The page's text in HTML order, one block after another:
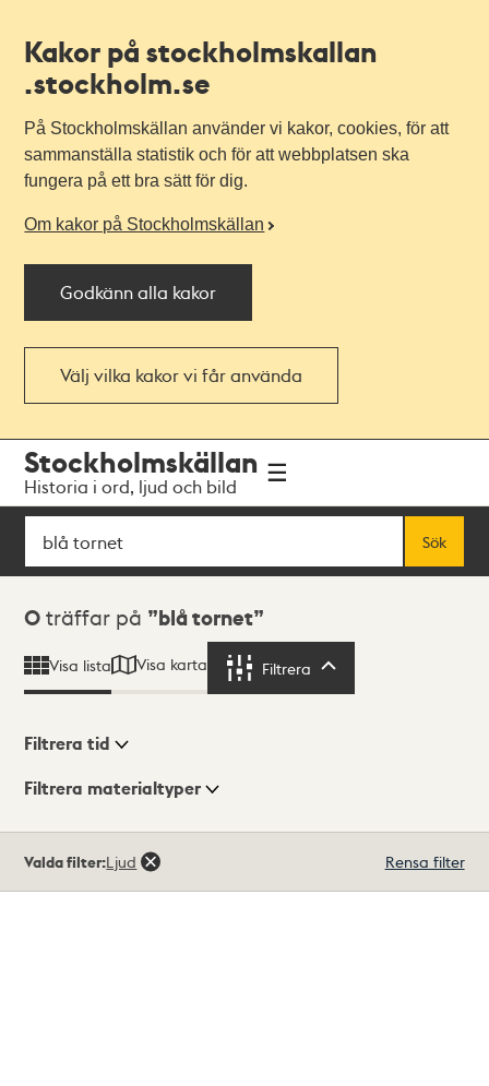
Kakor på stockholmskallan
.stockholm.se
På Stockholmskällan använder vi kakor, cookies, för att
sammanställa statistik och för att webbplatsen ska
fungera på ett bra sätt för dig.
Om kakor på Stockholmskällan
Godkänn alla kakor
Välj vilka kakor vi får använda
navigationen
huvudinnehållet
Stockholmskällan
Historia i ord, ljud och bild
Sök
Sök
Sökresultat
0 träffar på blå tornet
Visa lista Visa karta Filtrera
Visningsläge
Filtrera tid
Filtrera materialtyper
träffar
Valda filter:Ljud Rensa filter